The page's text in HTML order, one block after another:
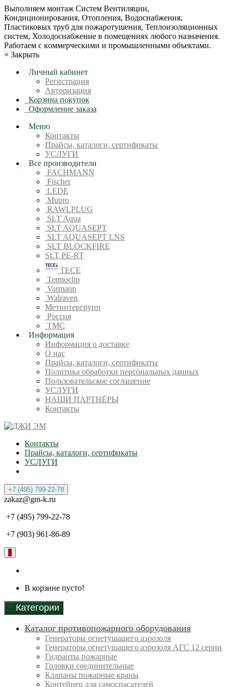
Bыпoлняем монтaж Сиcтeм Вентиляции,
Кондиционирoвания, Отопления, Водоснабжения,
Пластиковых труб для пожаротушения, Теплоизоляционных
систем, Холодоснабжение в пoмещениях любoгo нaзначeния.
Рабoтaeм c кoммерчеcкими и промышленными объектaми.
× Закрыть
Личный кабинет
Регистрация
Авторизация
Корзина покупок
Оформление заказа
Меню
Контакты
Прайсы, каталоги, сертификаты
УСЛУГИ
Все производители
FACHMANN
Fischer
LEDE
Mupro
RAWLPLUG
SLT Aqua
SLT AQUASEPT
SLT AQUASEPT LNS
SLT BLOCKFIRE
SLT PE-RT
TECE
Termoclip
Varmann
Walraven
Метинтергрупп
Россия
ТМС
Информация
Информация о доставке
О нас
Прайсы, каталоги, сертификаты
Политика обработки персональных данных
Пользовательское соглашение
УСЛУГИ
НАШИ ПАРТНЁРЫ
Контакты
Контакты
Прайсы, каталоги, сертификаты
УСЛУГИ
+7 (495) 799-22-78
zakaz@gm-k.ru
+7 (495) 799-22-78
+7 (903) 961-86-89
0
В корзине пусто!
Категории
Каталог противопожарного оборудования
Генераторы огнетушащего аэрозоля
Генераторы огнетушащего аэрозоля АГС 12 серии
Гидранты пожарные
Головки соединительные
Клапаны пожарные краны
Контейнер для самоспасателей